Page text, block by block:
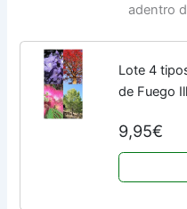
adentro
Lote 4
de Fuego
9,95€